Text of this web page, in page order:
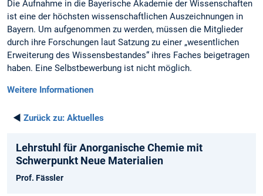
Die Aufnahme in die Bayerische Akademie der Wissenschaften
ist eine der höchsten wissenschaftlichen Auszeichnungen in
Bayern. Um aufgenommen zu werden, müssen die Mitglieder
durch ihre Forschungen laut Satzung zu einer „wesentlichen
Erweiterung des Wissensbestandes“ ihres Faches beigetragen
haben. Eine Selbstbewerbung ist nicht möglich.
Weitere Informationen
◄ Zurück zu: Aktuelles
Lehrstuhl für Anorganische Chemie mit
Schwerpunkt Neue Materialien
Prof. Fässler